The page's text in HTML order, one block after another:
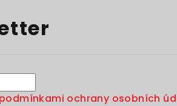
podmínkami ochrany osobních